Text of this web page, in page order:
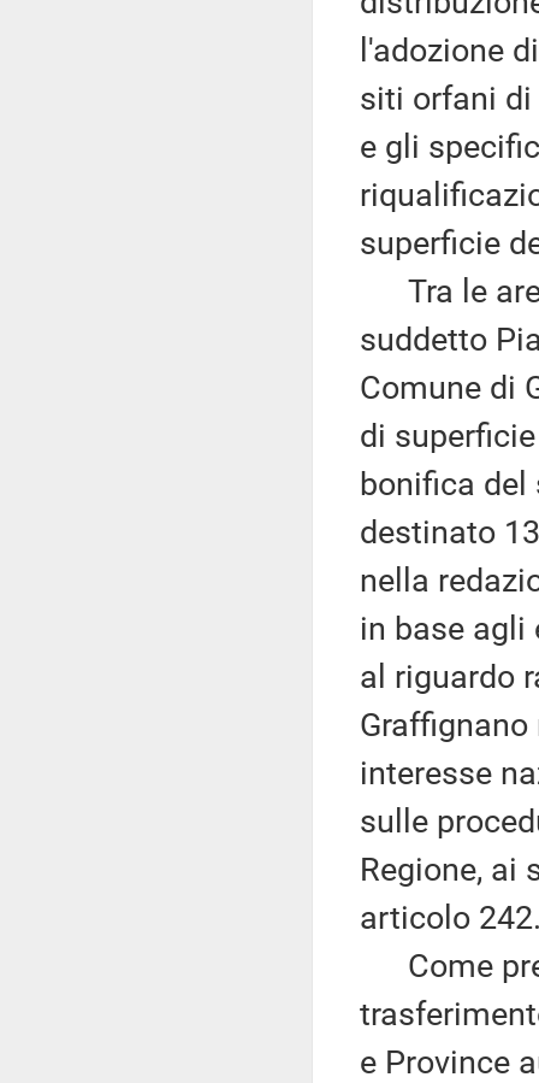
l'adozione
siti orfani di
e gli
superficie
Tra le
suddetto
Comune di
di
bonifica del
destinato
nella
in base agli
al riguardo
interesse
sulle
Regione, ai
articolo
Come
e Province